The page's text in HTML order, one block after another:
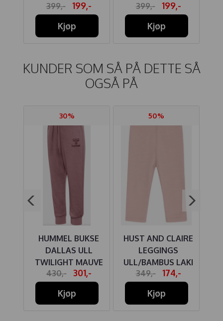
399,-
199,-
Kjøp
399,-
199,-
Kjøp
KUNDER SOM SÅ PÅ DETTE SÅ
OGSÅ PÅ
30%
HUMMEL BUKSE
DALLAS ULL
TWILIGHT MAUVE
430,-
301,-
Kjøp
50%
HUST AND CLAIRE
LEGGINGS
ULL/BAMBUS LAKI
SHADE ROSE
349,-
174,-
Kjøp